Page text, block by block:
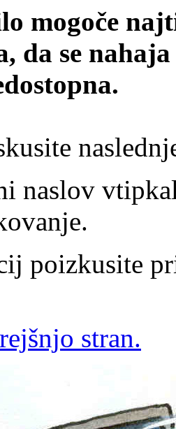
mogoče
da se
naslov
poizkusite
stran.